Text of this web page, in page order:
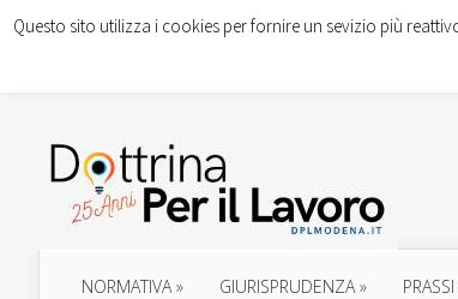
NORMATIVA» GIURISPRUDENZA» PRASSI
Questo sito utilizza i cookies per fornire un sevizio più